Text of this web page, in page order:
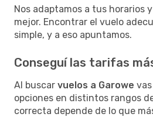
Nos adaptamos a tus horarios
mejor. Encontrar el vuelo
simple, y a eso apuntamos.
Conseguí las tarifas
Al buscar vuelos a Garowe
opciones en distintos rangos
correcta depende de lo que